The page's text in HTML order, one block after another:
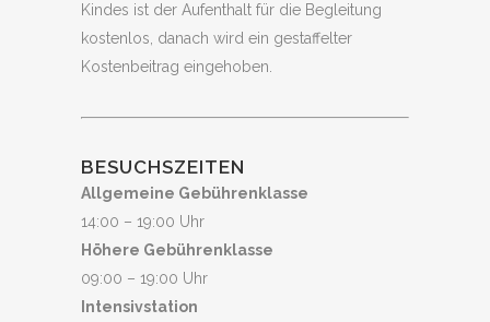
Kindes ist der Aufenthalt für die Begleitung
kostenlos, danach wird ein gestaffelter
Kostenbeitrag eingehoben.
BESUCHSZEITEN
Allgemeine Gebührenklasse
14:00 – 19:00 Uhr
Höhere Gebührenklasse
09:00 – 19:00 Uhr
Intensivstation